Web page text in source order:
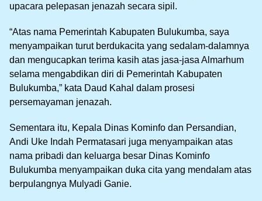
upacara pelepasan jenazah secara sipil.
“Atas nama Pemerintah Kabupaten Bulukumba, saya
menyampaikan turut berdukacita yang sedalam-dalamnya
dan mengucapkan terima kasih atas jasa-jasa Almarhum
selama mengabdikan diri di Pemerintah Kabupaten
Bulukumba,” kata Daud Kahal dalam prosesi
persemayaman jenazah.
Sementara itu, Kepala Dinas Kominfo dan Persandian,
Andi Uke Indah Permatasari juga menyampaikan atas
nama pribadi dan keluarga besar Dinas Kominfo
Bulukumba menyampaikan duka cita yang mendalam atas
berpulangnya Mulyadi Ganie.